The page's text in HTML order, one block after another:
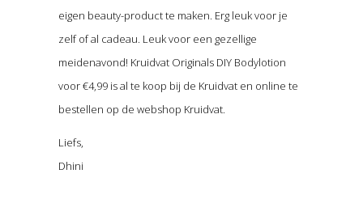
eigen beauty-product te maken. Erg leuk voor je
zelf of al cadeau. Leuk voor een gezellige
meidenavond! Kruidvat Originals DIY Bodylotion
voor €4,99 is al te koop bij de Kruidvat en online te
bestellen op de webshop Kruidvat.
Liefs,
Dhini